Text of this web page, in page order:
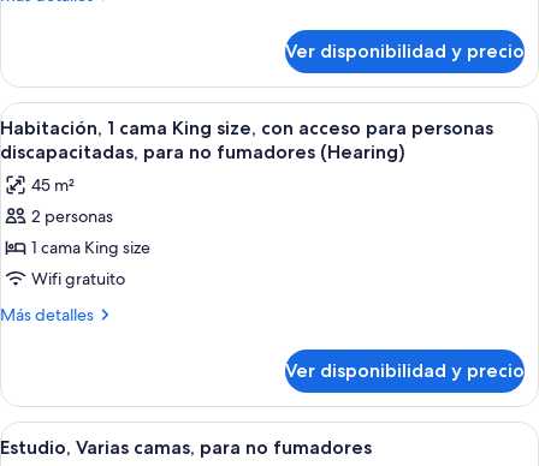
con
acceso
para
personas
discapacitadas,
para
no
fumadores
(Hearing)
2
camas
Queen
size,
acceso
para
personas
discapacitadas,
para
fumadores
Ver disponibilidad y precio
Ver
todas
las
fotos
de
Habitación,
1
cama
con
acceso
para
Habitación de hotel con televisor de
5
Habitación, 1 cama King size, con acceso para personas
discapacitadas, para no fumadores (Hearing)
45 m²
2 personas
1 cama King size
Wifi gratuito
Más detalles
Más
1
cama
King
Ver disponibilidad y precio
Ver
Habitación de hotel con dos camas,
6
Estudio, Varias camas, para no fumadores